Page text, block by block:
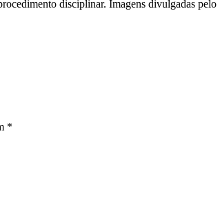
disciplinar. Imagens divulgadas
*